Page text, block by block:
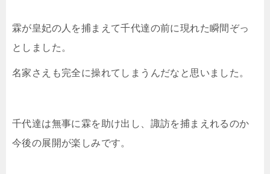
霖が皇妃の人を捕まえて千代達の前に現れた瞬間ぞっ
としました。
名家さえも完全に操れてしまうんだなと思いました。
千代達は無事に霖を助け出し、諏訪を捕まえれるのか
今後の展開が楽しみです。